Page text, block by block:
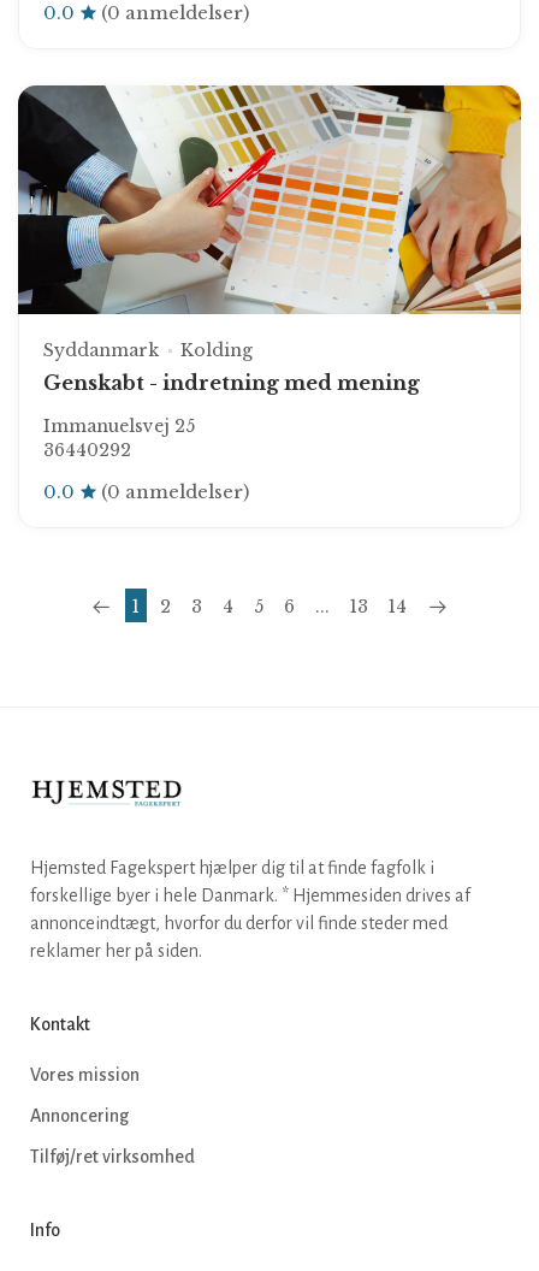
0.0 (0 anmeldelser)
Syddanmark Kolding
Genskabt - indretning med mening
Immanuelsvej 25
36440292
0.0 (0 anmeldelser)
1 2 3 4 5 6 ... 13 14
Hjemsted Fagekspert hjælper dig til at finde fagfolk i
forskellige byer i hele Danmark. * Hjemmesiden drives af
annonceindtægt, hvorfor du derfor vil finde steder med
reklamer her på siden.
Kontakt
Vores mission
Annoncering
Tilføj/ret virksomhed
Info